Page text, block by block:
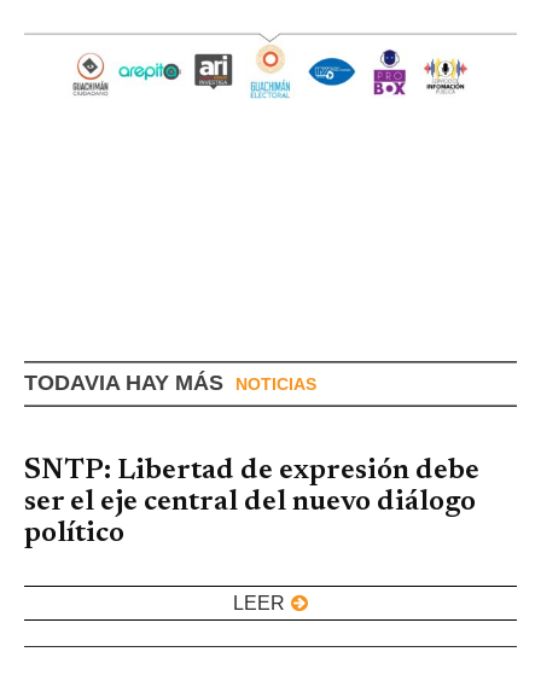
TODAVIA HAY MÁS NOTICIAS
SNTP: Libertad de expresión debe
ser el eje central del nuevo diálogo
político
LEER